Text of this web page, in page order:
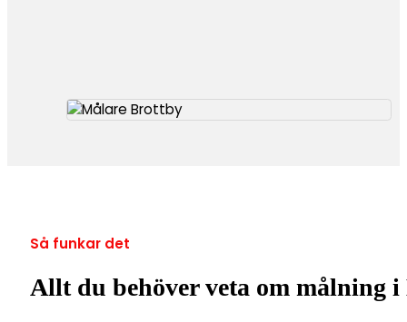
Så funkar det
Allt du behöver veta om målning